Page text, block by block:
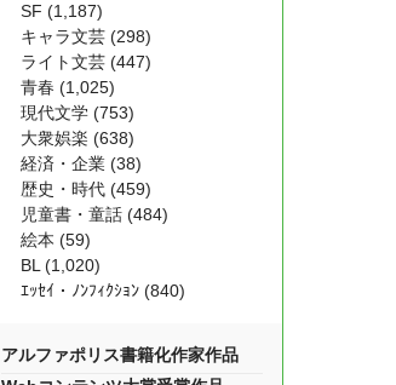
SF (1,187)
キャラ文芸 (298)
ライト文芸 (447)
青春 (1,025)
現代文学 (753)
大衆娯楽 (638)
経済・企業 (38)
歴史・時代 (459)
児童書・童話 (484)
絵本 (59)
BL (1,020)
ｴｯｾｲ・ﾉﾝﾌｨｸｼｮﾝ (840)
アルファポリス書籍化作家作品